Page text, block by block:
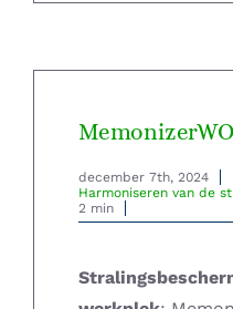
december 7th, 2024
Harmoniseren van de
2 min